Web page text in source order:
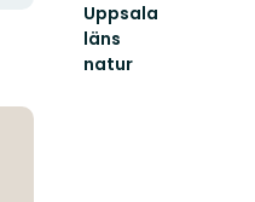
Uppsala
läns
natur